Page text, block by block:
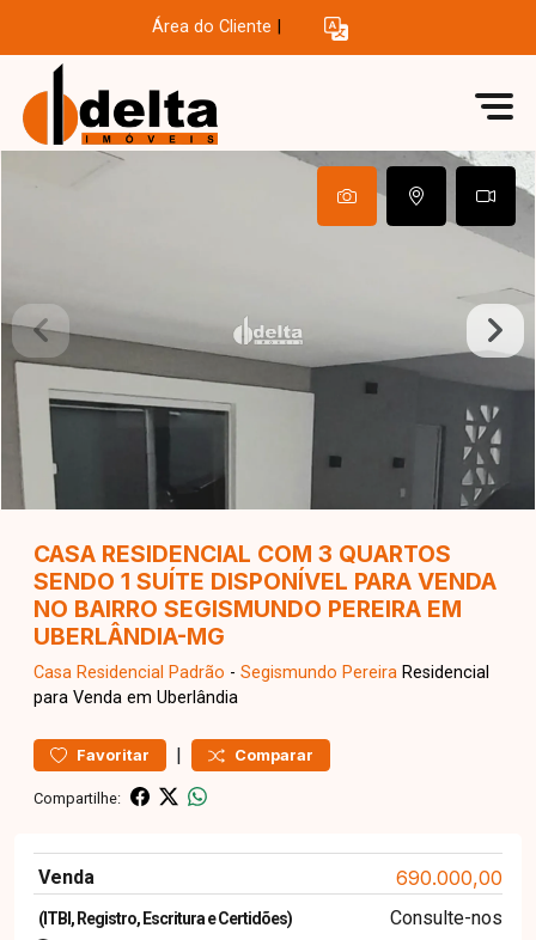
Área do Cliente
CASA RESIDENCIAL COM 3 QUARTOS
SENDO 1 SUÍTE DISPONÍVEL PARA VENDA
NO BAIRRO SEGISMUNDO PEREIRA EM
UBERLÂNDIA-MG
Casa Residencial Padrão - Segismundo Pereira Residencial
para Venda em Uberlândia
Favoritar | Comparar
Compartilhe:
Venda 690.000,00
(ITBI, Registro, Escritura e Certidões) Consulte-nos